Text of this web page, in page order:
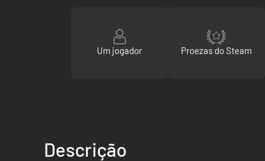
Um jogador Proezas do Steam
Descrição